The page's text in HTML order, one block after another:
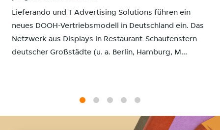
Lieferando und T Advertising Solutions führen ein
neues DOOH-Vertriebsmodell in Deutschland ein. Das
Netzwerk aus Displays in Restaurant-Schaufenstern
deutscher Großstädte (u. a. Berlin, Hamburg, M...